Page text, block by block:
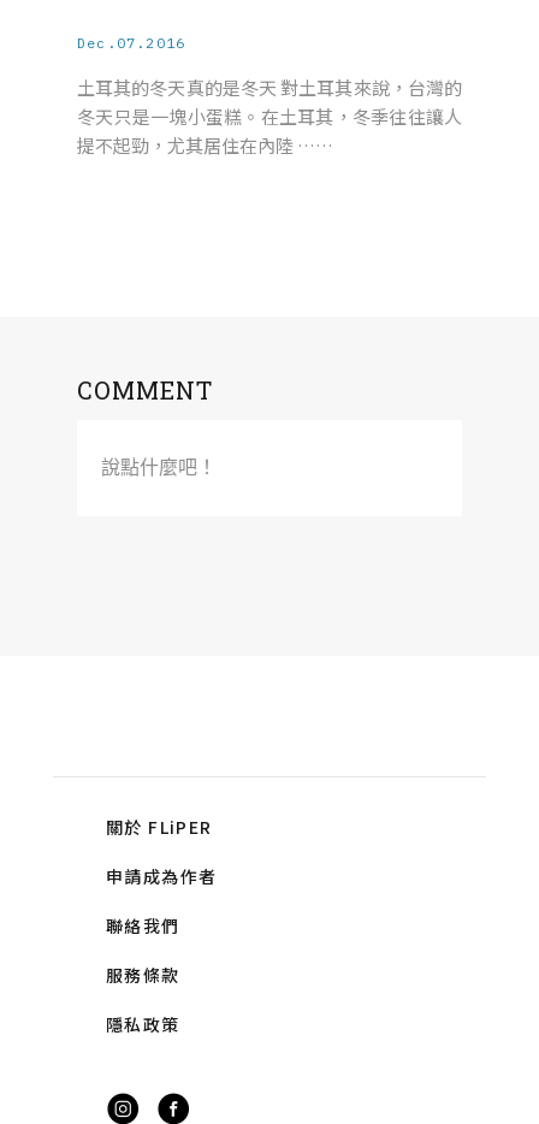
Dec.07.2016
土耳其的冬天真的是冬天 對土耳其來說，台灣的
冬天只是一塊小蛋糕。在土耳其，冬季往往讓人
提不起勁，尤其居住在內陸 ……
COMMENT
說點什麼吧！
關於 FLiPER
申請成為作者
聯絡我們
服務條款
隱私政策